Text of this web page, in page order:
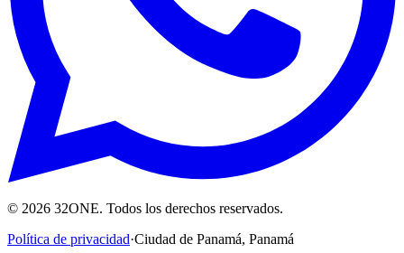
© 2026 32ONE. Todos los derechos reservados.
Política de privacidad·Ciudad de Panamá, Panamá